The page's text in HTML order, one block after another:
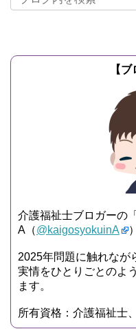
【
介護福祉士ブロガーの
A（@kaigosyokuinA
2025年問題に触れなが
実情をひとりごとのよ
ます。
所有資格：介護福祉士